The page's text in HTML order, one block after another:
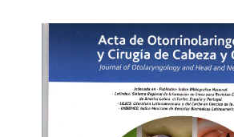
Barra
lateral
del
artículo